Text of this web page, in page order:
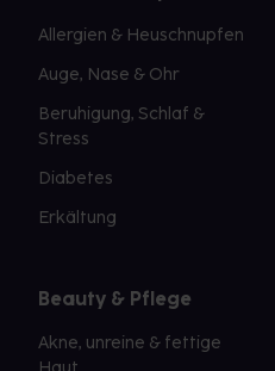
Allergien & Heuschnupfen
Auge, Nase & Ohr
Beruhigung, Schlaf &
Stress
Diabetes
Erkältung
Beauty & Pflege
Akne, unreine & fettige